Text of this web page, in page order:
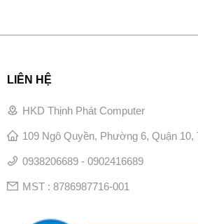
LIÊN HỆ
HKD Thịnh Phát Computer
109 Ngô Quyền, Phường 6, Quận 10,
0938206689 - 0902416689
MST : 8786987716-001